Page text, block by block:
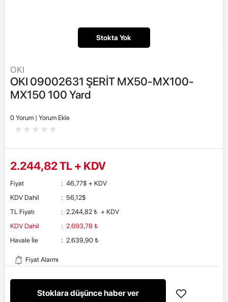
Stokta Yok
OKI
OKI 09002631 ŞERİT MX50-MX100-
MX150 100 Yard
0 Yorum | Yorum Ekle
2.244,82TL + KDV
Fiyat : 46,77$ + KDV
KDV Dahil
: 56,12$
TL Fiyatı
: 2.244,82 ₺ + KDV
KDV Dahil
: 2.693,78 ₺
Havale İle
: 2.639,90 ₺
Fiyat Alarmı
Stoklara düşünce haber ver